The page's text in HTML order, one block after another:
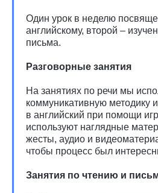
Один урок в неделю
английскому, второй –
письма.
Разговорные занятия
На занятиях по речи мы
коммуникативную методику
в английский при помощи
используют наглядные
жесты, аудио и
чтобы процесс был
Занятия по чтению и